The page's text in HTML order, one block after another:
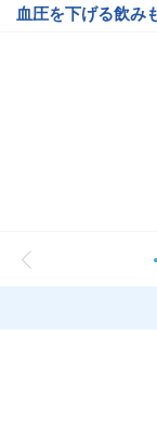
血圧を下げる飲み